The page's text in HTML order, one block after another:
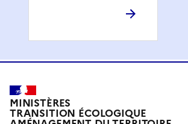
MINISTÈRES
TRANSITION ÉCOLOGIQUE